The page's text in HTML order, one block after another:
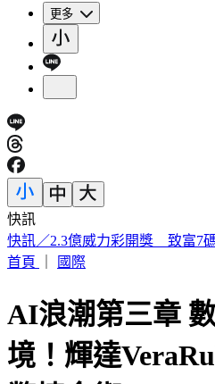
更多
快訊
女律師陳昱瑄狠詐慈濟10億遭
首頁
國際
AI浪潮第三章
境！輝達